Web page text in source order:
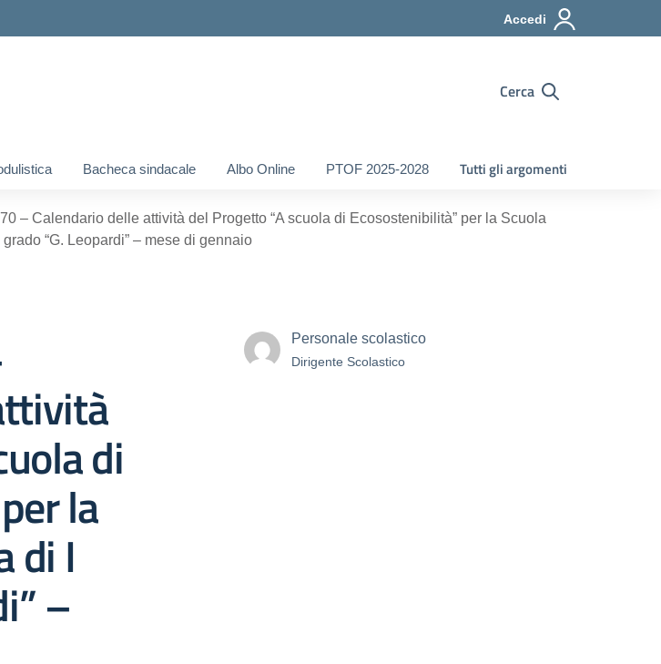
Accedi
Cerca
Bacheca sindacale Albo Online PTOF 2025-2028 Tutti gli argomenti
– Calendario delle attività del Progetto “A scuola di Ecosostenibilità” per la Scuola
“G. Leopardi” – mese di gennaio
di
la
di I
–
Personale scolastico
Dirigente Scolastico